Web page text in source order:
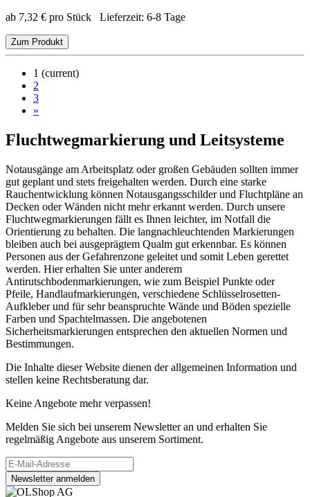
ab 7,32 € pro Stück Lieferzeit: 6-8 Tage
Zum Produkt
1 (current)
2
3
»
Fluchtwegmarkierung und Leitsysteme
Notausgänge am Arbeitsplatz oder großen Gebäuden sollten immer
gut geplant und stets freigehalten werden. Durch eine starke
Rauchentwicklung können Notausgangsschilder und Fluchtpläne an
Decken oder Wänden nicht mehr erkannt werden. Durch unsere
Fluchtwegmarkierungen fällt es Ihnen leichter, im Notfall die
Orientierung zu behalten. Die langnachleuchtenden Markierungen
bleiben auch bei ausgeprägtem Qualm gut erkennbar. Es können
Personen aus der Gefahrenzone geleitet und somit Leben gerettet
werden. Hier erhalten Sie unter anderem
Antirutschbodenmarkierungen, wie zum Beispiel Punkte oder
Pfeile, Handlaufmarkierungen, verschiedene Schlüsselrosetten-
Aufkleber und für sehr beanspruchte Wände und Böden spezielle
Farben und Spachtelmassen. Die angebotenen
Sicherheitsmarkierungen entsprechen den aktuellen Normen und
Bestimmungen.
Die Inhalte dieser Website dienen der allgemeinen Information und
stellen keine Rechtsberatung dar.
Keine Angebote mehr verpassen!
Melden Sie sich bei unserem Newsletter an und erhalten Sie
regelmäßig Angebote aus unserem Sortiment.
Newsletter anmelden